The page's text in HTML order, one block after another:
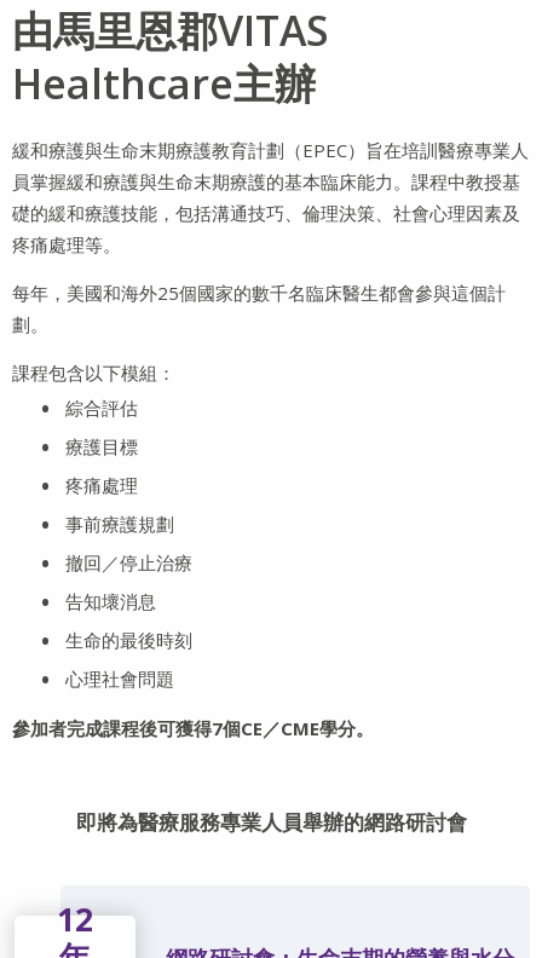
由馬里恩郡VITAS
Healthcare主辦
緩和療護與生命末期療護教育計劃（EPEC）旨在培訓醫療專業人
員掌握緩和療護與生命末期療護的基本臨床能力。課程中教授基
礎的緩和療護技能，包括溝通技巧、倫理決策、社會心理因素及
疼痛處理等。
每年，美國和海外25個國家的數千名臨床醫生都會參與這個計
劃。
課程包含以下模組：
綜合評估
療護目標
疼痛處理
事前療護規劃
撤回／停止治療
告知壞消息
生命的最後時刻
心理社會問題
參加者完成課程後可獲得7個CE／CME學分。
即將為醫療服務專業人員舉辦的網路研討會
12